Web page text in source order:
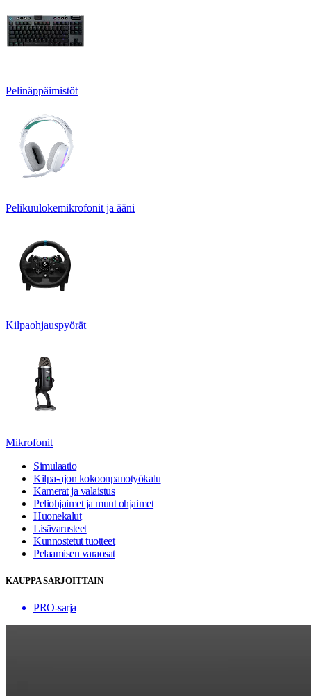
Pelinäppäimistöt
Pelikuulokemikrofonit ja ääni
Kilpaohjauspyörät
Mikrofonit
Simulaatio
Kilpa-ajon kokoonpanotyökalu
Kamerat ja valaistus
Peliohjaimet ja muut ohjaimet
Huonekalut
Lisävarusteet
Kunnostetut tuotteet
Pelaamisen varaosat
KAUPPA SARJOITTAIN
PRO-sarja